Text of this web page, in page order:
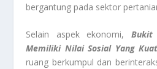
bergantung pada sektor
Selain aspek ekonomi, Bukit
Memiliki Nilai Sosial Yang Kuat
ruang berkumpul dan